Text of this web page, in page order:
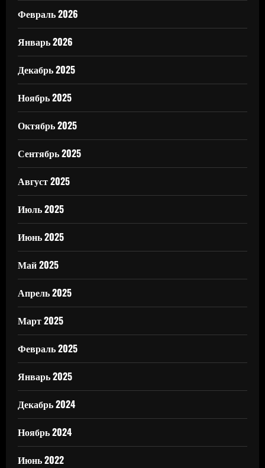
Февраль 2026
Январь 2026
Декабрь 2025
Ноябрь 2025
Октябрь 2025
Сентябрь 2025
Август 2025
Июль 2025
Июнь 2025
Май 2025
Апрель 2025
Март 2025
Февраль 2025
Январь 2025
Декабрь 2024
Ноябрь 2024
Июнь 2022